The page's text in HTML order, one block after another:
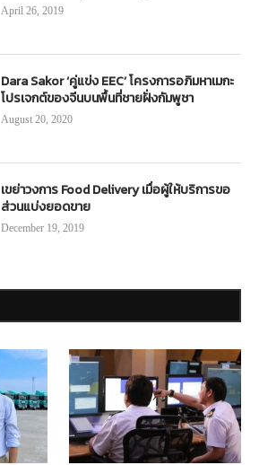
April 26, 2019
Dara Sakor ‘คู่แข่ง EEC’ โครงการอภิมหาเมกะ
โปรเจกต์ของจีนบนพื้นที่ชายฝั่งกัมพูชา
August 20, 2020
เขย่าวงการ Food Delivery เมื่อผู้ให้บริการขอ
ส่วนแบ่งยอดขาย
December 19, 2019